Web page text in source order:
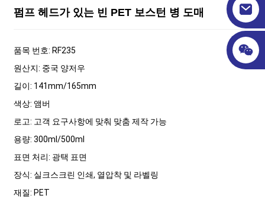
펌프 헤드가 있는 빈 PET 보스턴 병 도매
품목 번호: RF235
원산지: 중국 양저우
길이: 141mm/165mm
색상: 앰버
로고: 고객 요구사항에 맞춰 맞춤 제작 가능
용량: 300ml/500ml
표면 처리: 광택 표면
장식: 실크스크린 인쇄, 열압착 및 라벨링
재질: PET